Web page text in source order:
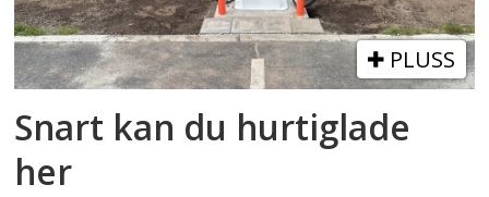
PLUSS
Snart kan du hurtiglade
her